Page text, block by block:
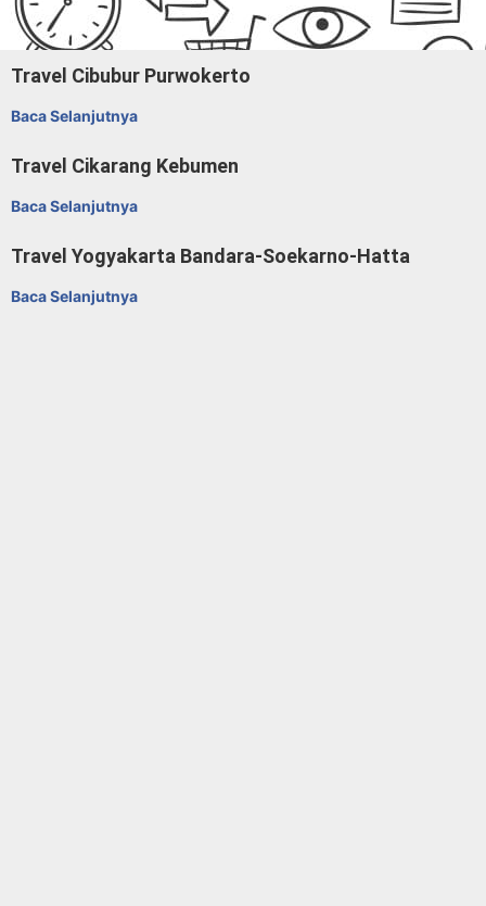
Travel Cibubur Purwokerto
Baca Selanjutnya
Travel Cikarang Kebumen
Baca Selanjutnya
Travel Yogyakarta Bandara-Soekarno-Hatta
Baca Selanjutnya